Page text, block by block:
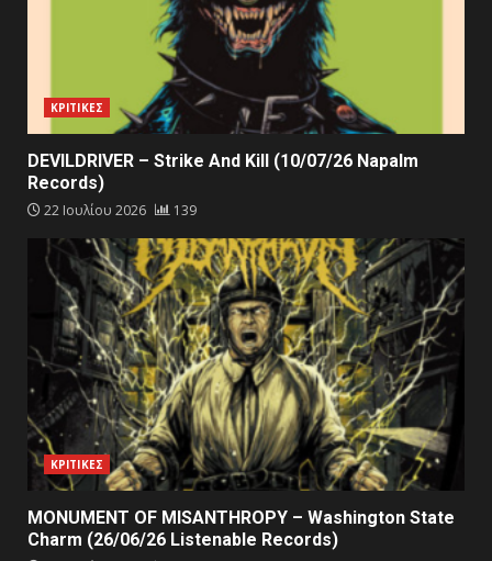
ΚΡΙΤΙΚΕΣ
DEVILDRIVER – Strike And Kill (10/07/26 Napalm
Records)
22 Ιουλίου 2026 139
ΚΡΙΤΙΚΕΣ
MONUMENT OF MISANTHROPY – Washington State
Charm (26/06/26 Listenable Records)